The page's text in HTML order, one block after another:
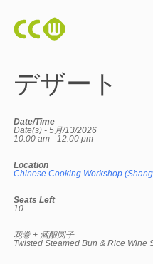
デザート
Date/Time
Date(s) - 5月/13/2026
10:00 am - 12:00 pm
Location
Chinese Cooking Workshop
Seats Left
10
花卷 + 酒酿圆子
Twisted Steamed Bun & Rice Wine